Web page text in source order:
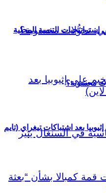
محسوبة؟
التنمية المحلية
بعد اشتباكات تيغراي (تايم